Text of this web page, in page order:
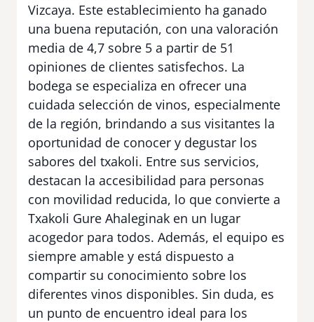
Vizcaya. Este establecimiento ha ganado
una buena reputación, con una valoración
media de 4,7 sobre 5 a partir de 51
opiniones de clientes satisfechos. La
bodega se especializa en ofrecer una
cuidada selección de vinos, especialmente
de la región, brindando a sus visitantes la
oportunidad de conocer y degustar los
sabores del txakoli. Entre sus servicios,
destacan la accesibilidad para personas
con movilidad reducida, lo que convierte a
Txakoli Gure Ahaleginak en un lugar
acogedor para todos. Además, el equipo es
siempre amable y está dispuesto a
compartir su conocimiento sobre los
diferentes vinos disponibles. Sin duda, es
un punto de encuentro ideal para los